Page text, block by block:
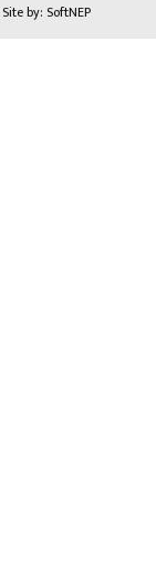
Site by: SoftNEP